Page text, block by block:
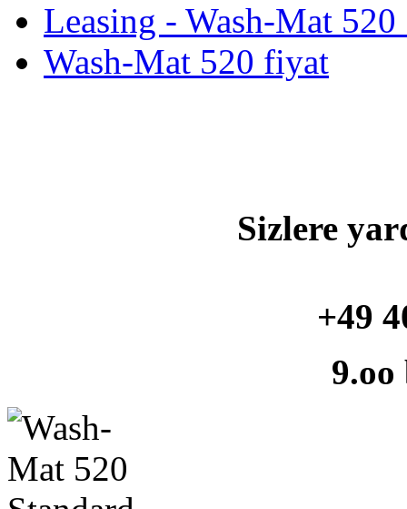
Leasing - Wash-Mat 520
Wash-Mat 520 fiyat
Sizlere
+49
9.oo